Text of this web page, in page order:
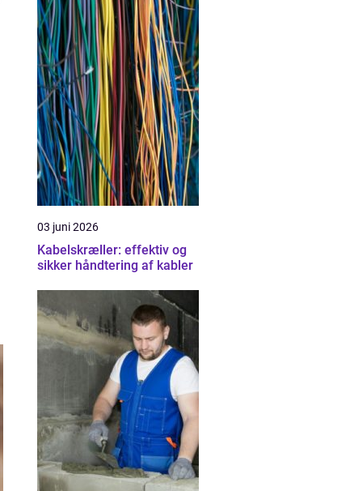
03 juni 2026
Kabelskræller: effektiv og
sikker håndtering af kabler